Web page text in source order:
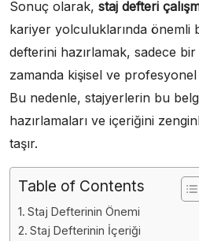
Sonuç olarak, staj defteri
kariyer yolculuklarında önemli
defterini hazırlamak, sadece
zamanda kişisel ve profesyonel
Bu nedenle, stajyerlerin bu
hazırlamaları ve içeriğini
taşır.
Table of Contents
Staj Defterinin Önemi
Staj Defterinin İçeriği